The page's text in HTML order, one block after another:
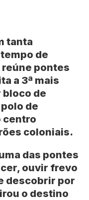
tanta
de
pontes
a 3ª mais
bloco de
de
centro
coloniais.
das pontes
ouvir frevo
descobrir por
o destino